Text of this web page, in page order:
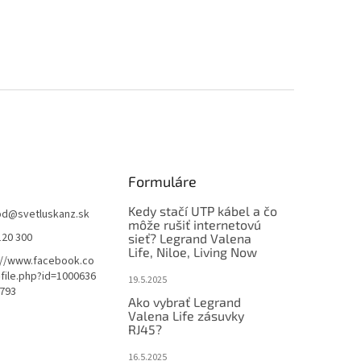
@svetluskanz.sk
300
www.facebook.co
Formuláre
Kedy stačí UTP kábel a čo
môže rušiť internetovú
sieť? Legrand Valena
Life, Niloe, Living Now
19.5.2025
Ako vybrať Legrand
Valena Life zásuvky
RJ45?
16.5.2025